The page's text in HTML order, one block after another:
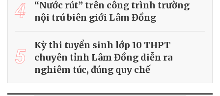
4
“Nước rút” trên công trình trường
nội trú biên giới Lâm Đồng
5
Kỳ thi tuyển sinh lớp 10 THPT
chuyên tỉnh Lâm Đồng diễn ra
nghiêm túc, đúng quy chế